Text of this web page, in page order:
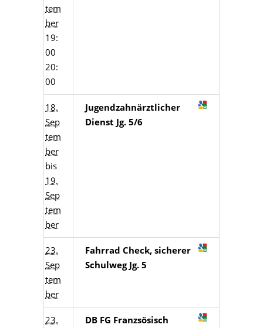
tem
ber
19:
00
20:
00
18.
Sep
tem
ber
bis
19.
Sep
tem
ber
Jugendzahnärztlicher
Dienst Jg. 5/6
23.
Sep
tem
ber
Fahrrad Check, sicherer
Schulweg Jg. 5
23.
DB FG Franzsösisch